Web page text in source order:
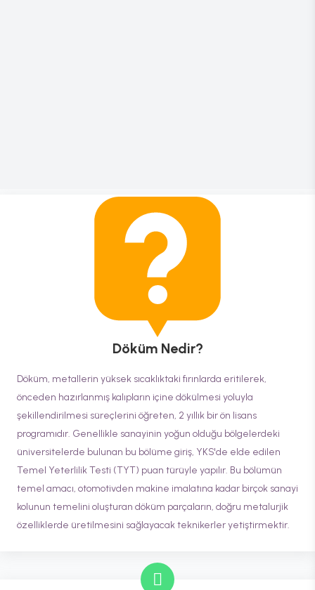
DökümNedir?
Döküm, metallerin yüksek sıcaklıktaki fırınlarda eritilerek,
önceden hazırlanmış kalıpların içine dökülmesi yoluyla
şekillendirilmesi süreçlerini öğreten, 2 yıllık bir ön lisans
programıdır. Genellikle sanayinin yoğun olduğu bölgelerdeki
üniversitelerde bulunan bu bölüme giriş, YKS'de elde edilen
Temel Yeterlilik Testi (TYT) puan türüyle yapılır. Bu bölümün
temel amacı, otomotivden makine imalatına kadar birçok sanayi
kolunun temelini oluşturan döküm parçaların, doğru metalurjik
özelliklerde üretilmesini sağlayacak teknikerler yetiştirmektir.